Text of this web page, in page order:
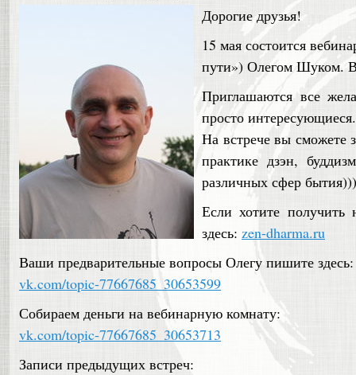
Дорогие друзья!
15 мая состоится
пути») Олегом Шуком.
Приглашаются все
просто интересующиеся.
На встрече вы сможете
практике дзэн,
различных сфер
Если хотите получить
здесь: zen-dharma.ru
Ваши предварительные вопросы Олегу пишите здесь:
vk.com/topic-77667685_30653599
Собираем деньги на вебинарную комнату:
vk.com/topic-77667685_30653713
Записи предыдущих встреч: